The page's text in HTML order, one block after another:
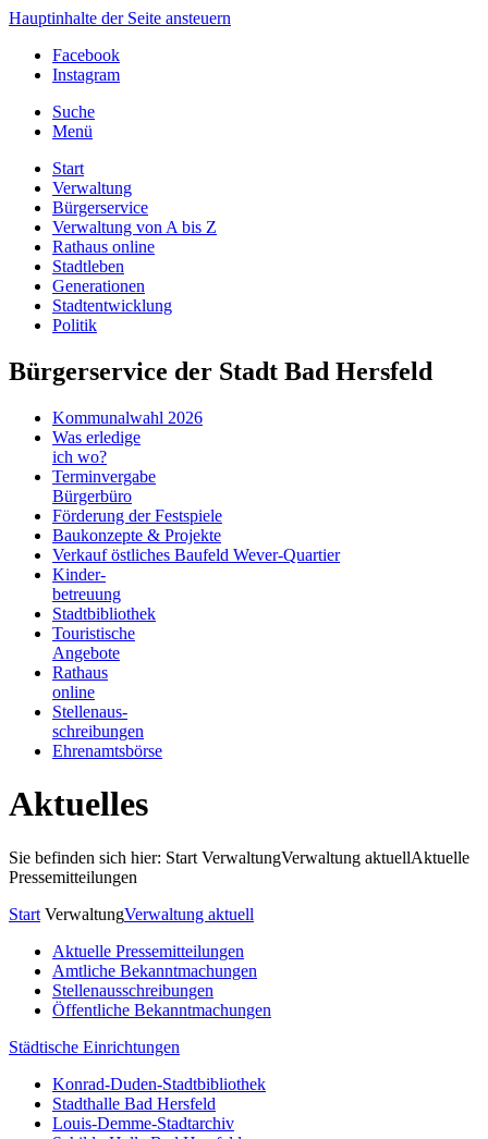
Hauptinhalte der Seite ansteuern
Facebook
Instagram
Suche
Menü
Start
Verwaltung
Bürgerservice
Verwaltung von A bis Z
Rathaus online
Stadtleben
Generationen
Stadtentwicklung
Politik
Bürgerservice der Stadt Bad Hersfeld
Kommunalwahl 2026
Was erledige
ich wo?
Terminvergabe
Bürgerbüro
Förderung der Festspiele
Baukonzepte & Projekte
Verkauf östliches Baufeld Wever-Quartier
Kinder-
betreuung
Stadtbibliothek
Touristische
Angebote
Rathaus
online
Stellenaus-
schreibungen
Ehrenamtsbörse
Aktuelles
Sie befinden sich hier: Start VerwaltungVerwaltung aktuellAktuelle
Pressemitteilungen
Start VerwaltungVerwaltung aktuell
Aktuelle Pressemitteilungen
Amtliche Bekanntmachungen
Stellenausschreibungen
Öffentliche Bekanntmachungen
Städtische Einrichtungen
Konrad-Duden-Stadtbibliothek
Stadthalle Bad Hersfeld
Louis-Demme-Stadtarchiv